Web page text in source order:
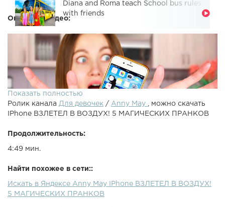
Diana and Roma teach School bus rules
with friends
Описание видео:
IPhone ЗАВИС В ВОЗДУХЕ! 5 МАГИЧЕСКИХ
Сотрудничество: annymaywork@gmail.com►
Подписаться - Большое спасибо за лайк и подписку
Показать полностью
Ролик канала Для девочек / Anny May
, можно скачать
IPhone ВЗЛЕТЕЛ В ВОЗДУХ! 5 МАГИЧЕСКИХ ПРАНКОВ
Продолжительность:
4:49 мин.
Найти похожее в сети::
Искать в Яндексе Anny May IPhone ВЗЛЕТЕЛ В ВОЗДУХ!
5 МАГИЧЕСКИХ ПРАНКОВ